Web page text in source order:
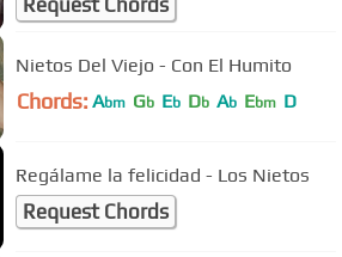
Request Chords
Nietos Del Viejo - Con El Humito
Chords: Abm Gb Eb Db Ab Ebm D
Regálame la felicidad - Los Nietos
Request Chords